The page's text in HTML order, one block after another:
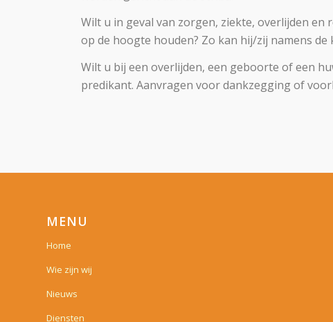
Wilt u in geval van zorgen, ziekte, overlijden
op de hoogte houden? Zo kan hij/zij namens de
Wilt u bij een overlijden, een geboorte of een
predikant. Aanvragen voor dankzegging of
MENU
Home
Wie zijn wij
Nieuws
Diensten